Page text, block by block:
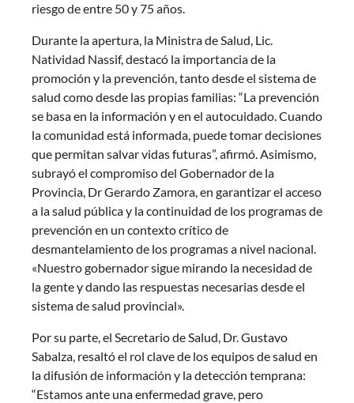
riesgo de entre 50 y 75 años.
Durante la apertura, la Ministra de Salud, Lic.
Natividad Nassif, destacó la importancia de la
promoción y la prevención, tanto desde el sistema de
salud como desde las propias familias: “La prevención
se basa en la información y en el autocuidado. Cuando
la comunidad está informada, puede tomar decisiones
que permitan salvar vidas futuras”, afirmó. Asimismo,
subrayó el compromiso del Gobernador de la
Provincia, Dr Gerardo Zamora, en garantizar el acceso
a la salud pública y la continuidad de los programas de
prevención en un contexto crítico de
desmantelamiento de los programas a nivel nacional.
«Nuestro gobernador sigue mirando la necesidad de
la gente y dando las respuestas necesarias desde el
sistema de salud provincial».
Por su parte, el Secretario de Salud, Dr. Gustavo
Sabalza, resaltó el rol clave de los equipos de salud en
la difusión de información y la detección temprana:
“Estamos ante una enfermedad grave, pero